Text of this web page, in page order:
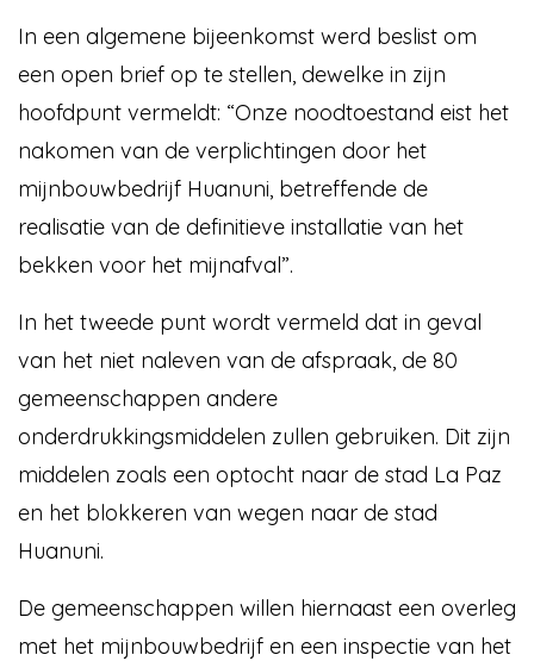
In een algemene bijeenkomst werd beslist om
een open brief op te stellen, dewelke in zijn
hoofdpunt vermeldt: “Onze noodtoestand eist het
nakomen van de verplichtingen door het
mijnbouwbedrijf Huanuni, betreffende de
realisatie van de definitieve installatie van het
bekken voor het mijnafval”.
In het tweede punt wordt vermeld dat in geval
van het niet naleven van de afspraak, de 80
gemeenschappen andere
onderdrukkingsmiddelen zullen gebruiken. Dit zijn
middelen zoals een optocht naar de stad La Paz
en het blokkeren van wegen naar de stad
Huanuni.
De gemeenschappen willen hiernaast een overleg
met het mijnbouwbedrijf en een inspectie van het